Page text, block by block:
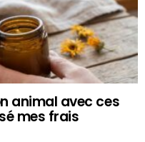
animal avec ces
mes frais